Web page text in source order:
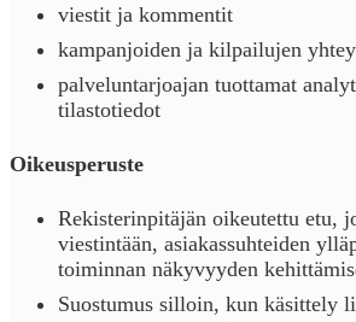
viestit ja kommentit
kampanjoiden ja kilpailujen
palveluntarjoajan tuottamat
tilastotiedot
Oikeusperuste
Rekisterinpitäjän oikeutettu etu,
viestintään, asiakassuhteiden
toiminnan näkyvyyden
Suostumus silloin, kun käsittely